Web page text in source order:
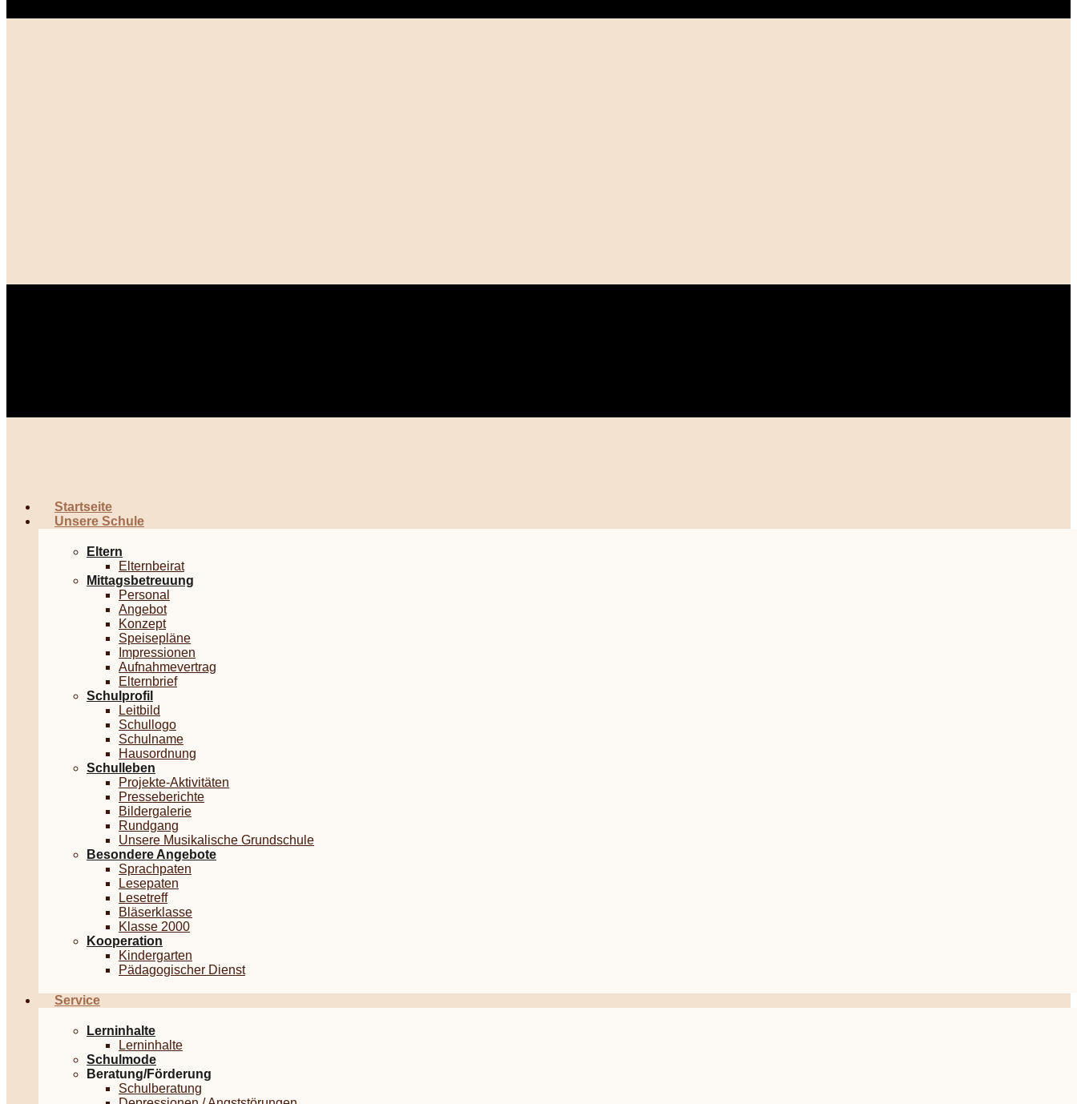
Startseite
Unsere Schule
Eltern
Elternbeirat
Mittagsbetreuung
Personal
Angebot
Konzept
Speisepläne
Impressionen
Aufnahmevertrag
Elternbrief
Schulprofil
Leitbild
Schullogo
Schulname
Hausordnung
Schulleben
Projekte-Aktivitäten
Presseberichte
Bildergalerie
Rundgang
Unsere Musikalische Grundschule
Besondere Angebote
Sprachpaten
Lesepaten
Lesetreff
Bläserklasse
Klasse 2000
Kooperation
Kindergarten
Pädagogischer Dienst
Service
Lerninhalte
Lerninhalte
Schulmode
Beratung/Förderung
Schulberatung